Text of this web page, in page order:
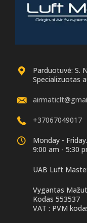
Parduotuvė: S.
Specializuotas
+37067049017
Monday - Friday.
9:00 am - 5:30
UAB Luft
Vygantas
Kodas 553537
VAT : PVM